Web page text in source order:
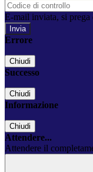
E-mail inviata, si prega
Errore
Chiudi
Successo
Chiudi
Informazione
Chiudi
Attendere...
Attendere il